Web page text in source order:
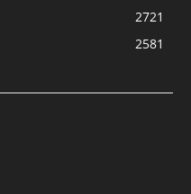
2721
2581